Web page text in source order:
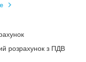
розрахунок з ПДВ